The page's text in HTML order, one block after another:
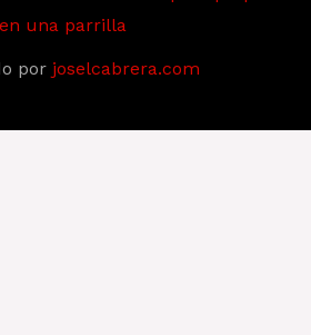
en una parrilla
por joselcabrera.com